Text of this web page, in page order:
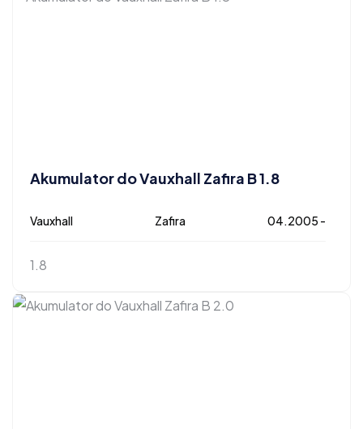
Akumulator do Vauxhall Zafira B 1.8
Vauxhall Zafira 04.2005 -
1.8